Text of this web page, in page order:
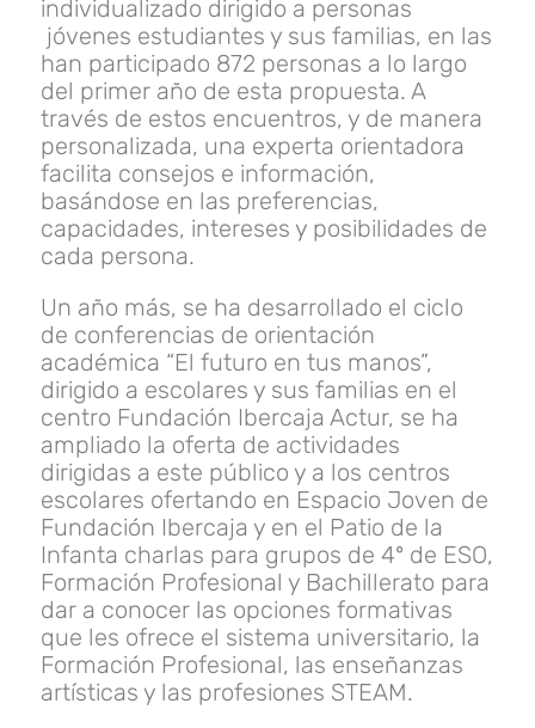
individualizado dirigido a personas
jóvenes estudiantes y sus familias, en las
han participado 872 personas a lo largo
del primer año de esta propuesta. A
través de estos encuentros, y de manera
personalizada, una experta orientadora
facilita consejos e información,
basándose en las preferencias,
capacidades, intereses y posibilidades de
cada persona.
Un año más, se ha desarrollado el ciclo
de conferencias de orientación
académica “El futuro en tus manos”,
dirigido a escolares y sus familias en el
centro Fundación Ibercaja Actur, se ha
ampliado la oferta de actividades
dirigidas a este público y a los centros
escolares ofertando en Espacio Joven de
Fundación Ibercaja y en el Patio de la
Infanta charlas para grupos de 4º de ESO,
Formación Profesional y Bachillerato para
dar a conocer las opciones formativas
que les ofrece el sistema universitario, la
Formación Profesional, las enseñanzas
artísticas y las profesiones STEAM.